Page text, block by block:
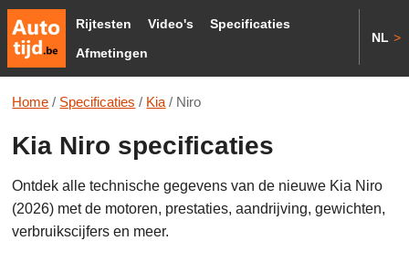
Rijtesten Video's
Specificaties
Afmetingen
NL >
Home / Specificaties / Kia / Niro
Kia Niro specificaties
Ontdek alle technische gegevens van de nieuwe Kia Niro
(2026) met de motoren, prestaties, aandrijving, gewichten,
verbruikscijfers en meer.